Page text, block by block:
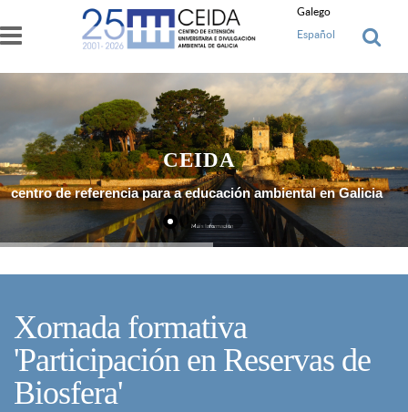
Ir o contido principal
Galego
Español
centro de referencia para a educación ambiental en Galicia
Máis Información
CEIDA
Xornada formativa
'Participación en Reservas de
Biosfera'